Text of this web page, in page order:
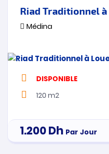
Riad Traditionnel à
Médina
DISPONIBLE
120 m2
1.200Dh Par Jour